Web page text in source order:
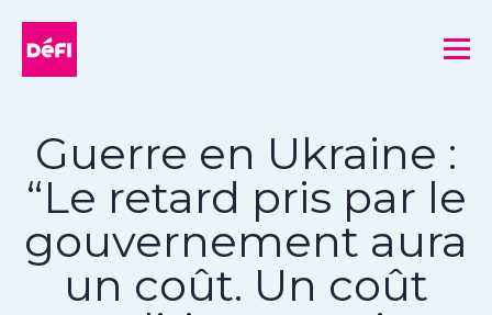
Guerre en Ukraine :
“Le retard pris par le
gouvernement aura
un coût. Un coût